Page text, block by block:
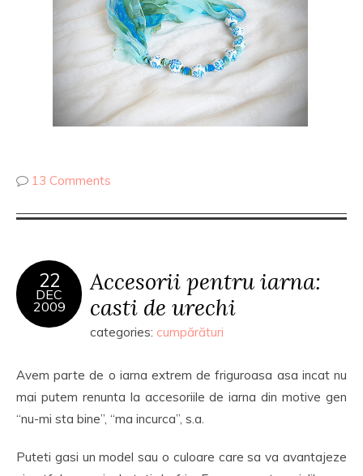
13 Comments
22
DEC
2009
Accesorii pentru iarna:
casti de urechi
categories: cumpărături
Avem parte de o iarna extrem de friguroasa asa incat nu
mai putem renunta la accesoriile de iarna din motive gen
“nu-mi sta bine”, “ma incurca”, s.a.
Puteti gasi un model sau o culoare care sa va avantajeze